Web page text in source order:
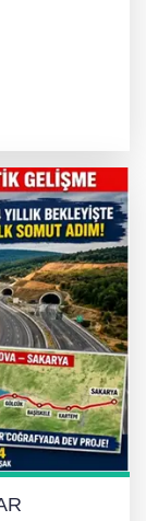
feci kaza:
EMEĞİN
İMAR